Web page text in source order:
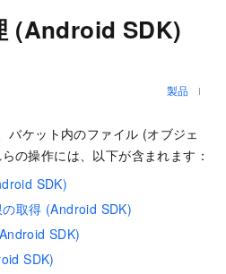
(Android SDK)
製品
バケット内のファイル (オブジェ
の操作には、以下が含まれます：
SDK)
取得 (Android SDK)
SDK)
SDK)